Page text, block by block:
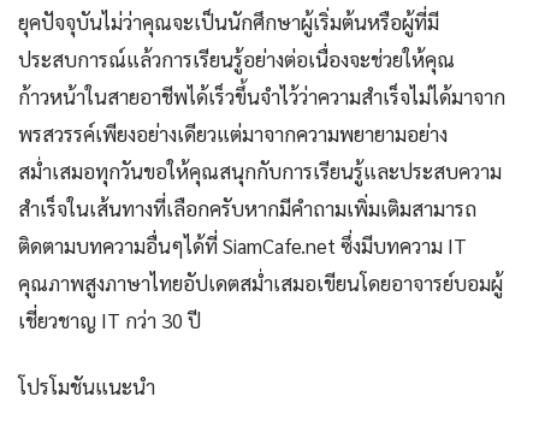
ยุคปัจจุบันไม่ว่าคุณจะเป็นนักศึกษาผู้เริ่มต้นหรือผู้ที่มี
ประสบการณ์แล้วการเรียนรู้อย่างต่อเนื่องจะช่วยให้คุณ
ก้าวหน้าในสายอาชีพได้เร็วขึ้นจำไว้ว่าความสำเร็จไม่ได้มาจาก
พรสวรรค์เพียงอย่างเดียวแต่มาจากความพยายามอย่าง
สม่ำเสมอทุกวันขอให้คุณสนุกกับการเรียนรู้และประสบความ
สำเร็จในเส้นทางที่เลือกครับหากมีคำถามเพิ่มเติมสามารถ
ติดตามบทความอื่นๆได้ที่ SiamCafe.net ซึ่งมีบทความ IT
คุณภาพสูงภาษาไทยอัปเดตสม่ำเสมอเขียนโดยอาจารย์บอมผู้
เชี่ยวชาญ IT กว่า 30 ปี
โปรโมชันแนะนำ